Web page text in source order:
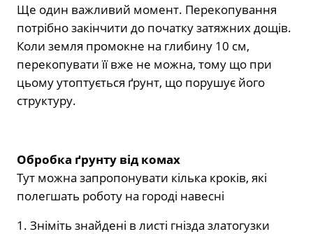
Ще один важливий момент. Перекопування
потрібно закінчити до початку затяжних дощів.
Коли земля промокне на глибину 10 см,
перекопувати її вже не можна, тому що при
цьому утоптується ґрунт, що порушує його
структуру.
Обробка ґрунту від комах
Тут можна запропонувати кілька кроків, які
полегшать роботу на городі навесні
1. Зніміть знайдені в листі гнізда златогузки